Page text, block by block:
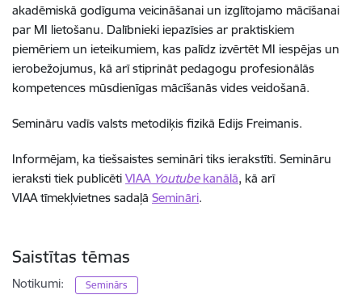
akadēmiskā godīguma veicināšanai un izglītojamo mācīšanai
par MI lietošanu. Dalībnieki iepazīsies ar praktiskiem
piemēriem un ieteikumiem, kas palīdz izvērtēt MI iespējas un
ierobežojumus, kā arī stiprināt pedagogu profesionālās
kompetences mūsdienīgas mācīšanās vides veidošanā.
Semināru vadīs valsts metodiķis fizikā Edijs Freimanis.
Informējam, ka tiešsaistes semināri tiks ierakstīti. Semināru
ieraksti tiek publicēti VIAA Youtubekanālā, kā arī
VIAA tīmekļvietnes sadaļā Semināri.
Saistītas tēmas
Notikumi: Seminārs